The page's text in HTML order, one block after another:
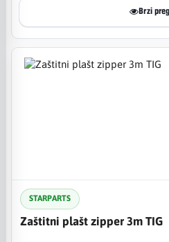
Brzi
STARPARTS
Zaštitni plašt zipper 3m TIG